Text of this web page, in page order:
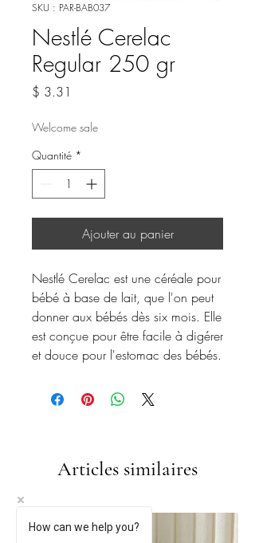
SKU : PAR-BAB037
Nestlé Cerelac
Regular 250 gr
$ 3.31
Welcome sale
Quantité *
Ajouter au panier
Nestlé Cerelac est une céréale pour
bébé à base de lait, que l'on peut
donner aux bébés dès six mois. Elle
est conçue pour être facile à digérer
et douce pour l'estomac des bébés.
Articles similaires
How can we help you?